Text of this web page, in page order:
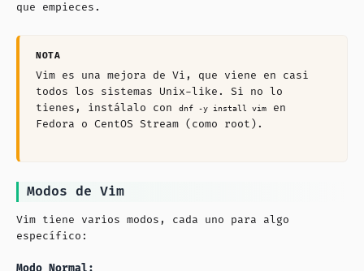
que empieces.
Vim es una mejora de Vi, que viene en casi
todos los sistemas Unix-like. Si no lo
tienes, instálalo con
dnf -y install vim
en
Fedora o CentOS Stream (como root).
Modos de Vim
Vim tiene varios modos, cada uno para algo
específico:
Modo Normal: